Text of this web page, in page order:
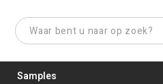
Samples